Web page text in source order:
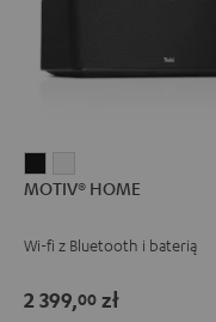
HOMEHOME
MOTIV® HOME
Wi-fi z Bluetooth i baterią
2 399,00 zł